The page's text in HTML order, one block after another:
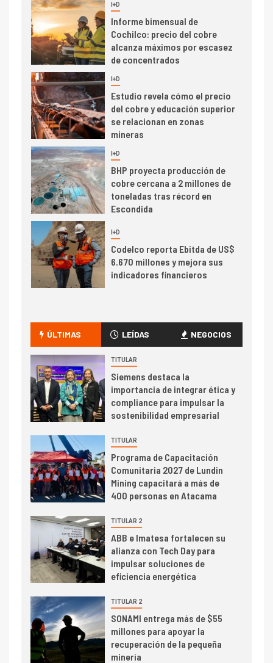
4 I+D
Informe bimensual de
Cochilco: precio del cobre
alcanza máximos por escasez
de concentrados
5 I+D
Estudio revela cómo el precio
del cobre y educación superior
se relacionan en zonas
mineras
6 I+D
BHP proyecta producción de
cobre cercana a 2 millones de
toneladas tras récord en
Escondida
I+D
Codelco reporta Ebitda de US$
6.670 millones y mejora sus
indicadores financieros
camión 100% eléctrico para
transportar cátodos al Puerto
de San Antonio
2
I+D
Producción minera en mayo de
2026 cae 10,6%
3
PIB minero impacta el
crecimiento regional: Banco
Central reporta resultados
trimestre
I+D
Informe bimensual de
Cochilco: precio del cobre
alcanza máximos por escasez
de concentrados
5 I+D
Estudio revela cómo el precio
del cobre y educación superior
se relacionan en zonas
mineras
ÚLTIMAS LEÍDAS NEGOCIOS
TITULAR
Siemens destaca la
importancia de integrar ética y
compliance para impulsar la
sostenibilidad empresarial
TITULAR
Programa de Capacitación
Comunitaria 2027 de Lundin
Mining capacitará a más de
400 personas en Atacama
TITULAR 2
ABB e Imatesa fortalecen su
alianza con Tech Day para
impulsar soluciones de
eficiencia energética
TITULAR 2
SONAMI entrega más de $55
millones para apoyar la
recuperación de la pequeña
minería